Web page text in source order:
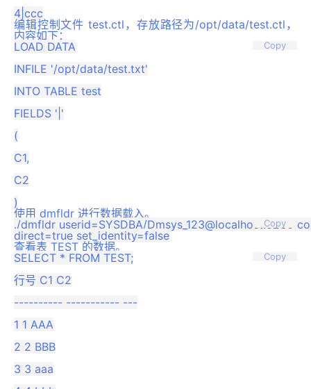
编辑控制文件 test.ctl，存放路径为/opt/data/test.ctl，
内容如下：
Copy
LOAD DATA
INFILE '/opt/data/test.txt'
INTO TABLE test
FIELDS '|'
(
C1,
C2
使用 dmfldr 进行数据载入。
Copy
./dmfldr userid=SYSDBA/Dmsys_123@localhost:5236
查看表 TEST 的数据。
Copy
SELECT * FROM TEST;
行号 C1 C2
---------- ----------- ---
1 1 AAA
2 2 BBB
3 3 aaa